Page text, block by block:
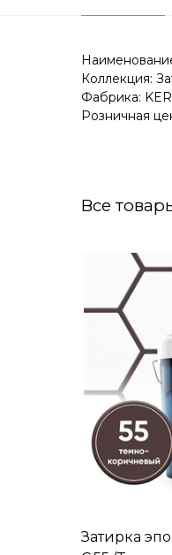
Коллекция:
Фабрика:
Розничная
Все
Затирка